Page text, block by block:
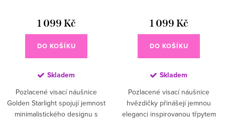
1 099 Kč
DO KOŠÍKU
Skladem
Pozlacené visací náušnice
Golden Starlight spojují jemnost
minimalistického designu s
1 099 Kč
DO KOŠÍKU
Skladem
Pozlacené visací náušnice
hvězdičky přinášejí jemnou
eleganci inspirovanou třpytem